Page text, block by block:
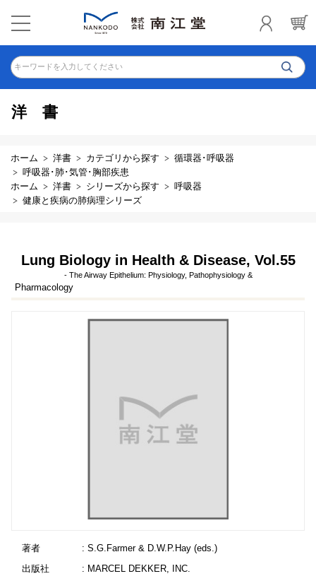
キーワードを入力してください
洋書
ホーム 洋書 カテゴリから探す
循環器･呼吸器
呼吸器･肺･気管･胸部疾患
ホーム
洋書 シリーズから探す
呼吸器
健康と疾病の肺病理シリーズ
Lung Biology in Health & Disease, Vol.55
- The Airway Epithelium: Physiology, Pathophysiology &
Pharmacology
著者
: S.G.Farmer & D.W.P.Hay (eds.)
出版社
: MARCEL DEKKER, INC.